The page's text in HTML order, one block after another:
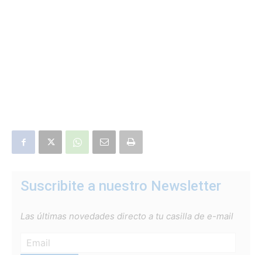
Suscribite a nuestro Newsletter
Las últimas novedades directo a tu casilla de e-mail